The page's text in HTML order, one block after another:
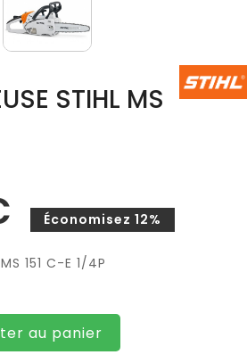
STIHL MS
Économisez 12%
151 C-E 1/4P
au panier